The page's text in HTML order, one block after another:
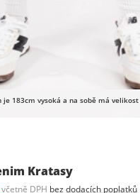
je 183cm vysoká a na sobě má velikost
Kratasy
včetně DPH bez dodacích poplatků